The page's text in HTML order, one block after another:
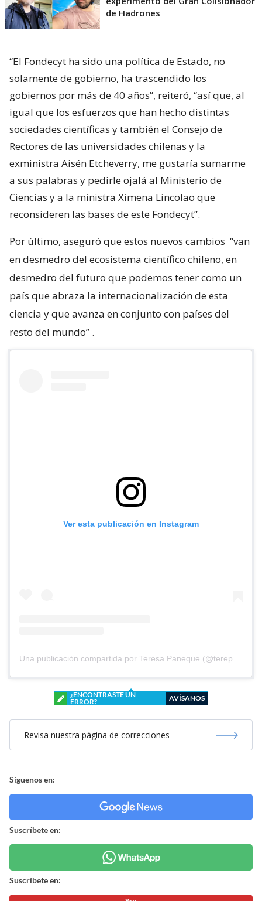
de Hadrones
“El Fondecyt ha sido una política de Estado, no
solamente de gobierno, ha trascendido los
gobiernos por más de 40 años”, reiteró, “así que, al
igual que los esfuerzos que han hecho distintas
sociedades científicas y también el Consejo de
Rectores de las universidades chilenas y la
exministra Aisén Etcheverry, me gustaría sumarme
a sus palabras y pedirle ojalá al Ministerio de
Ciencias y a la ministra Ximena Lincolao que
reconsideren las bases de este Fondecyt”.
Por último, aseguró que estos nuevos cambios “van
en desmedro del ecosistema científico chileno, en
desmedro del futuro que podemos tener como un
país que abraza la internacionalización de esta
ciencia y que avanza en conjunto con países del
resto del mundo” .
Ver esta publicación en Instagram
Una publicación compartida por Teresa Paneque (@terepaneque)
¿ENCONTRASTE UN
ERROR?
AVÍSANOS
Revisa nuestra página de correcciones
Síguenos en:
Suscríbete en:
Suscríbete en: